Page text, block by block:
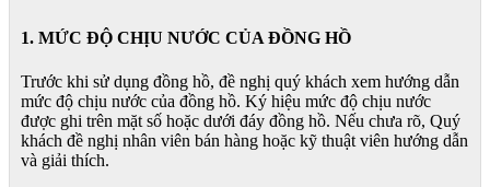
1. MỨC ĐỘ CHỊU NƯỚC CỦA ĐỒNG HỒ
Trước khi sử dụng đồng hồ, đề nghị quý khách xem hướng dẫn
mức độ chịu nước của đồng hồ. Ký hiệu mức độ chịu nước
được ghi trên mặt số hoặc dưới đáy đồng hồ. Nếu chưa rõ, Quý
khách đề nghị nhân viên bán hàng hoặc kỹ thuật viên hướng dẫn
và giải thích.